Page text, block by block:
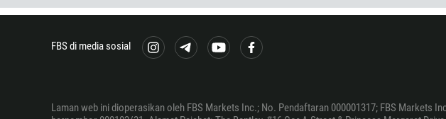
FBS di media sosial
Laman web ini dioperasikan oleh FBS Markets Inc.; No. Pendaftaran 000001317; FBS Markets
61